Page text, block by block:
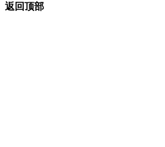
返回顶部